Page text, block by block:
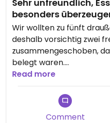
Sehr unfreundlich,
besonders
Wir wollten zu fünft
deshalb vorsichtig zwei
zusammengeschoben,
belegt waren.
Daraufhin kam ein
erlaubt, und wollte uns
unflexibel nach drinnen
natürlich gegangen.
Read more
Comment